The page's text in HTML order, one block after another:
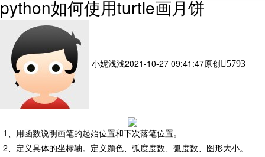
python如何使用turtle画月饼
小妮浅浅2021-10-27 09:41:47原创 5793
1、用函数说明画笔的起始位置和下次落笔位置。
2、定义具体的坐标轴。定义颜色、弧度度数、弧度数、图形大小。